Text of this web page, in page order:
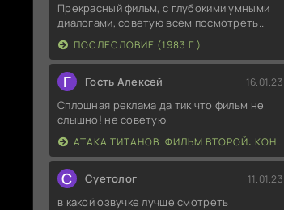
Прекрасный фильм, с глубокими умными
диалогами, советую всем посмотреть..
ПОСЛЕСЛОВИЕ (1983 Г.)
Г Гость Алексей 16.01.23
Сплошная реклама да тик что фильм не
слышно! не советую
АТАКА ТИТАНОВ. ФИЛЬМ ВТОРОЙ: КОНЕЦ СВЕТА
С Суетолог 11.01.23
в какой озвучке лучше смотреть